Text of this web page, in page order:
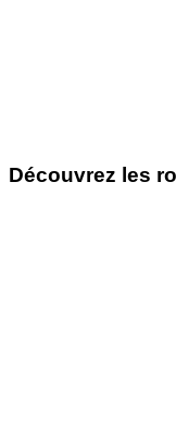
Découvrez les